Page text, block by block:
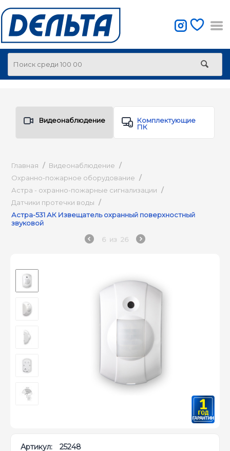
Видеонаблюдение
Комплектующие
ПК
Главная / Видеонаблюдение /
Охранно-пожарное оборудование /
Астра - охранно-пожарные сигнализации /
Датчики протечки воды /
Астра-531 АК Извещатель охранный поверхностный
звуковой
6 из 26
Артикул: 25248